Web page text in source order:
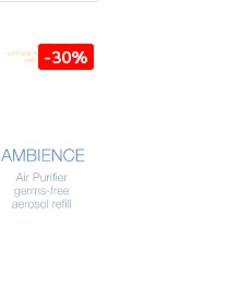
-30%